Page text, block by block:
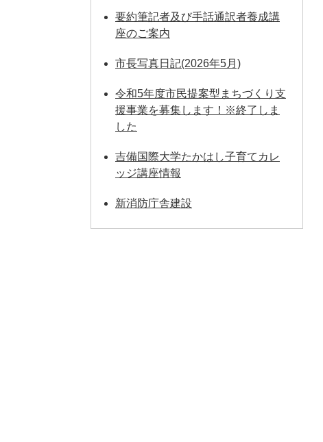
要約筆記者及び手話通訳者養成講
座のご案内
市長写真日記(2026年5月)
令和5年度市民提案型まちづくり支
援事業を募集します！※終了しま
した
吉備国際大学たかはし子育てカレ
ッジ講座情報
新消防庁舎建設